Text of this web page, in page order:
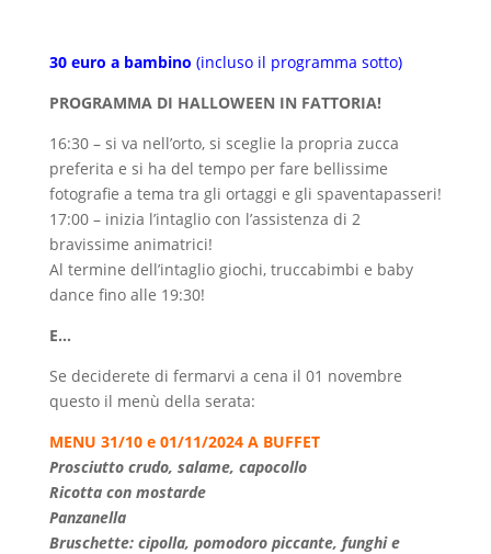
30 euro a bambino (incluso il programma sotto)
PROGRAMMA DI HALLOWEEN IN FATTORIA!
16:30 – si va nell’orto, si sceglie la propria zucca
preferita e si ha del tempo per fare bellissime
fotografie a tema tra gli ortaggi e gli spaventapasseri!
17:00 – inizia l’intaglio con l’assistenza di 2
bravissime animatrici!
Al termine dell’intaglio giochi, truccabimbi e baby
dance fino alle 19:30!
E…
Se deciderete di fermarvi a cena il 01 novembre
questo il menù della serata:
MENU 31/10 e 01/11/2024 A BUFFET
Prosciutto crudo, salame, capocollo
Ricotta con mostarde
Panzanella
Bruschette: cipolla, pomodoro piccante, funghi e